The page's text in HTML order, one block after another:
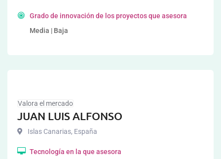
Grado de innovación de los proyectos que asesora
Media | Baja
Valora el mercado
JUAN LUIS ALFONSO
Islas Canarias, España
Tecnología en la que asesora